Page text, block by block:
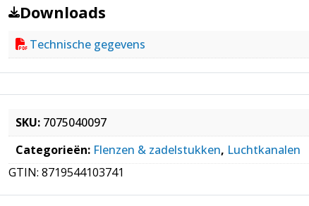
Downloads
Technische gegevens
SKU: 7075040097
Categorieën: Flenzen & zadelstukken, Luchtkanalen
GTIN: 8719544103741